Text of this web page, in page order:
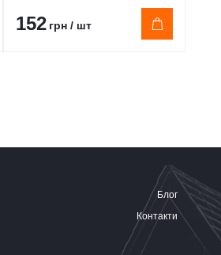
152 грн / шт
Блог
Контакти